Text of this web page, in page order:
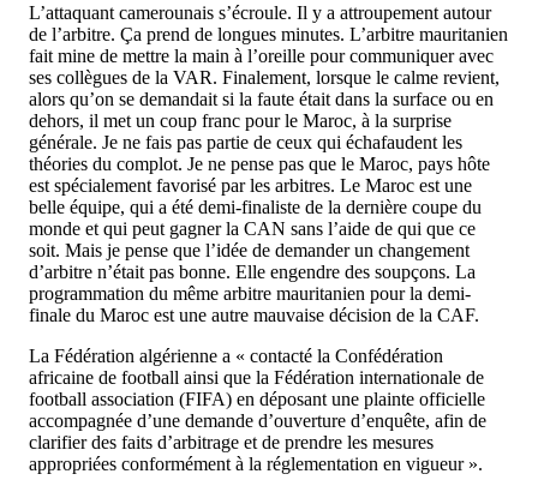
L’attaquant camerounais s’écroule. Il y a attroupement autour
de l’arbitre. Ça prend de longues minutes. L’arbitre mauritanien
fait mine de mettre la main à l’oreille pour communiquer avec
ses collègues de la VAR. Finalement, lorsque le calme revient,
alors qu’on se demandait si la faute était dans la surface ou en
dehors, il met un coup franc pour le Maroc, à la surprise
générale. Je ne fais pas partie de ceux qui échafaudent les
théories du complot. Je ne pense pas que le Maroc, pays hôte
est spécialement favorisé par les arbitres. Le Maroc est une
belle équipe, qui a été demi-finaliste de la dernière coupe du
monde et qui peut gagner la CAN sans l’aide de qui que ce
soit. Mais je pense que l’idée de demander un changement
d’arbitre n’était pas bonne. Elle engendre des soupçons. La
programmation du même arbitre mauritanien pour la demi-
finale du Maroc est une autre mauvaise décision de la CAF.
La Fédération algérienne a « contacté la Confédération
africaine de football ainsi que la Fédération internationale de
football association (FIFA) en déposant une plainte officielle
accompagnée d’une demande d’ouverture d’enquête, afin de
clarifier des faits d’arbitrage et de prendre les mesures
appropriées conformément à la réglementation en vigueur ».